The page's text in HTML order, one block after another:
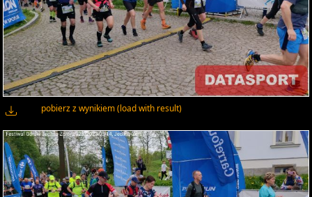
pobierz z wynikiem (load with result)